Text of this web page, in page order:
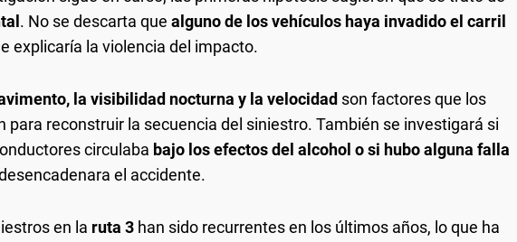
. No se descarta que alguno de los vehículos haya invadido el carril
explicaría la violencia del impacto.
la visibilidad nocturna y la velocidad son factores que los
para reconstruir la secuencia del siniestro. También se investigará si
circulaba bajo los efectos del alcohol o si hubo alguna falla
el accidente.
en la ruta 3 han sido recurrentes en los últimos años, lo que ha